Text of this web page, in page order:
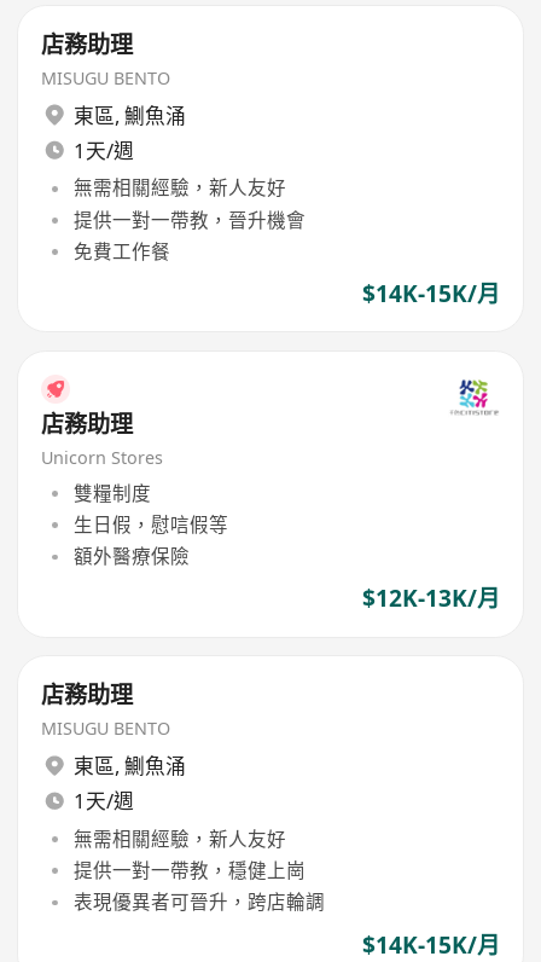
店務助理
MISUGU BENTO
東區, 鰂魚涌
1天/週
無需相關經驗，新人友好
提供一對一帶教，晉升機會
免費工作餐
$14K-15K/月
店務助理
Unicorn Stores
雙糧制度
生日假，慰唁假等
額外醫療保險
$12K-13K/月
店務助理
MISUGU BENTO
東區, 鰂魚涌
1天/週
無需相關經驗，新人友好
提供一對一帶教，穩健上崗
表現優異者可晉升，跨店輪調
$14K-15K/月